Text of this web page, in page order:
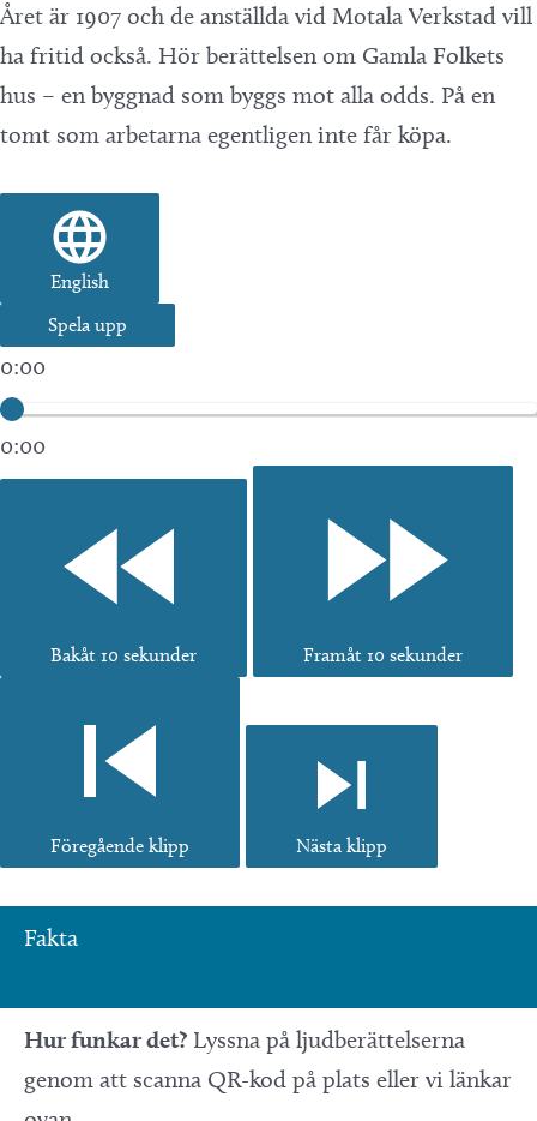
Året är 1907 och de anställda vid Motala Verkstad vill
ha fritid också. Hör berättelsen om Gamla Folkets
hus – en byggnad som byggs mot alla odds. På en
tomt som arbetarna egentligen inte får köpa.
English
Spela upp
0:00
0:00
Bakåt 10 sekunder Framåt 10 sekunder
Föregående klipp Nästa klipp
Fakta
Hur funkar det? Lyssna på ljudberättelserna
genom att scanna QR-kod på plats eller vi länkar